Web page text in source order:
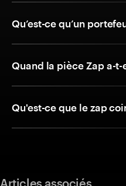
Qu’est-ce qu’un
Quand la pièce Zap a-t-
Qu'est-ce que le zap